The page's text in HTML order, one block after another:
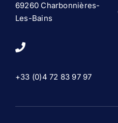
69260 Charbonnières-
Les-Bains
+33 (0)4 72 83 97 97